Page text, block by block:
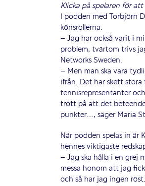
Klicka på spelaren för
I podden med Torbjörn
könsrollerna.
– Jag har också varit i
problem, tvärtom trivs
Networks Sweden.
– Men man ska vara
ifrån. Det har skett
tennisrepresentanter
trött på att det
punkter…., säger Maria
När podden spelas in är
hennes viktigaste
– Jag ska hålla i en grej
messa honom att jag
och så har jag ingen röst.